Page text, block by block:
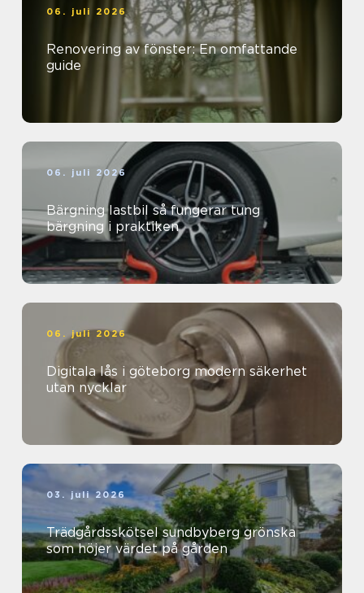
06. juli 2026
Renovering av fönster: En omfattande
guide
06. juli 2026
Bärgning lastbil så fungerar tung
bärgning i praktiken
06. juli 2026
Digitala lås i göteborg modern säkerhet
utan nycklar
03. juli 2026
Trädgårdsskötsel sundbyberg grönska
som höjer värdet på gården